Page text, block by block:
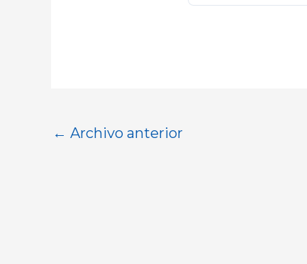
← Archivo anterior